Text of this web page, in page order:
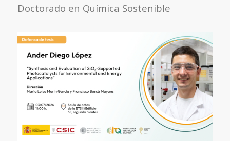
Doctorado en Química Sostenible